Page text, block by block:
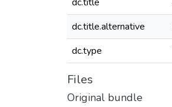
dc.title.alternative
dc.type
Files
Original bundle